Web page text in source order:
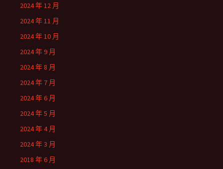
2024 年 12 月
2024 年 11 月
2024 年 10 月
2024 年 9 月
2024 年 8 月
2024 年 7 月
2024 年 6 月
2024 年 5 月
2024 年 4 月
2024 年 3 月
2018 年 6 月